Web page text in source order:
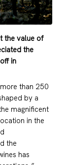
the value of
the
in
than 250
by a
magnificent
in the
the
has